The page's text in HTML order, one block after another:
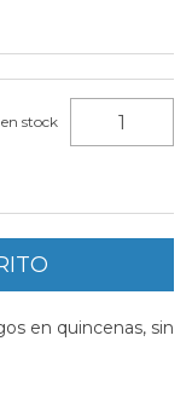
en stock